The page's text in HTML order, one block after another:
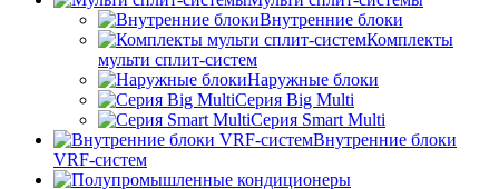
Внутренние блоки
Комплекты
мульти сплит-систем
Наружные блоки
Серия Big Multi
Серия Smart Multi
Внутренние блоки
VRF-систем